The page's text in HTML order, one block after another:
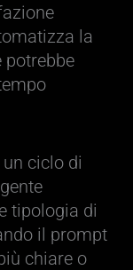
la
ciclo di
tipologia di
il prompt
chiare o